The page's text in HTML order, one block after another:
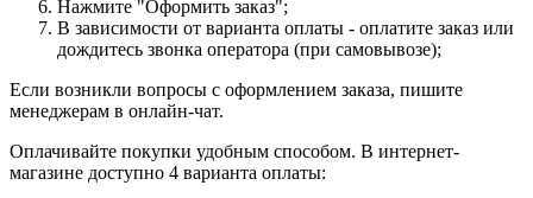
Нажмите "Оформить заказ";
В зависимости от варианта оплаты - оплатите заказ или
дождитесь звонка оператора (при самовывозе);
Если возникли вопросы с оформлением заказа, пишите
менеджерам в онлайн-чат.
Оплачивайте покупки удобным способом. В интернет-
магазине доступно 4 варианта оплаты: